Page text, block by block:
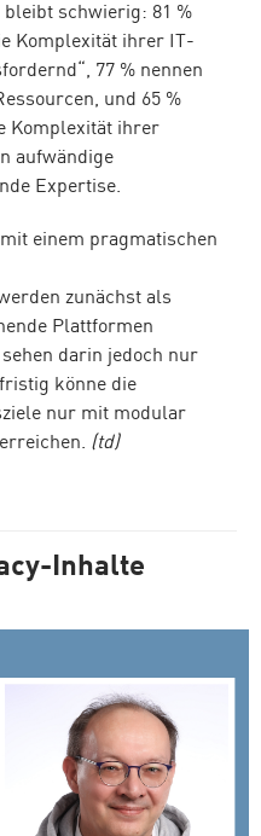
bleibt schwierig: 81 %
Komplexität ihrer IT-
77 % nennen
und 65 %
Komplexität ihrer
aufwändige
Expertise.
einem pragmatischen
zunächst als
Plattformen
darin jedoch nur
könne die
nur mit modular
(td)
Inhalte